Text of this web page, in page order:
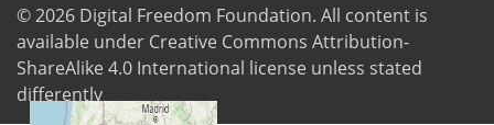
© 2026 Digital Freedom Foundation. All content is
available under Creative Commons Attribution-
ShareAlike 4.0 International license unless stated
differently